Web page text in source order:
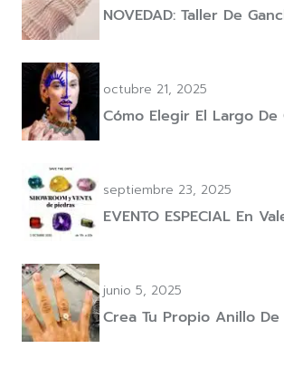
NOVEDAD: Taller De
octubre 21, 2025
Cómo Elegir El Largo
septiembre 23, 2025
EVENTO ESPECIAL En
junio 5, 2025
Crea Tu Propio Anillo De